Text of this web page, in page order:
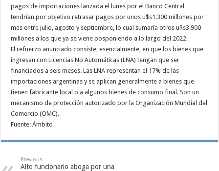
pagos de importaciones lanzada el lunes por el Banco Central
tendrían por objetivo retrasar pagos por unos u$s1.300 millones por
mes entre julio, agosto y septiembre, lo cual sumaría otros u$s3.900
millones a los que ya se viene posponiendo a lo largo del 2022.
El refuerzo anunciado consiste, esencialmente, en que los bienes que
ingresan con Licencias No Automáticas (LNA) tengan que ser
financiados a seis meses. Las LNA representan el 17% de las
importaciones argentinas y se aplican generalmente a bienes que
tienen fabricante local o a algunos bienes de consumo final. Son un
mecanismo de protección autorizado por la Organización Mundial del
Comercio (OMC).
Fuente: Ámbito
Previous
Alto funcionario aboga por una